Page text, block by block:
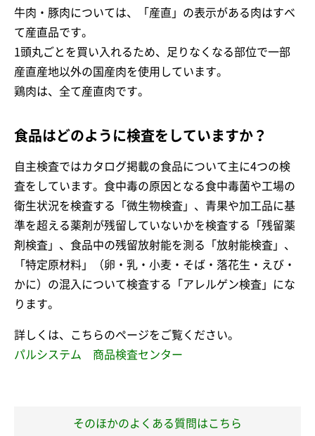
牛肉・豚肉については、「産直」の表示がある肉はすべ
て産直品です。
1頭丸ごとを買い入れるため、足りなくなる部位で一部
産直産地以外の国産肉を使用しています。
鶏肉は、全て産直肉です。
食品はどのように検査をしていますか？
自主検査ではカタログ掲載の食品について主に4つの検
査をしています。食中毒の原因となる食中毒菌や工場の
衛生状況を検査する「微生物検査」、青果や加工品に基
準を超える薬剤が残留していないかを検査する「残留薬
剤検査」、食品中の残留放射能を測る「放射能検査」、
「特定原材料」（卵・乳・小麦・そば・落花生・えび・
かに）の混入について検査する「アレルゲン検査」にな
ります。
詳しくは、こちらのページをご覧ください。
パルシステム 商品検査センター
そのほかのよくある質問はこちら